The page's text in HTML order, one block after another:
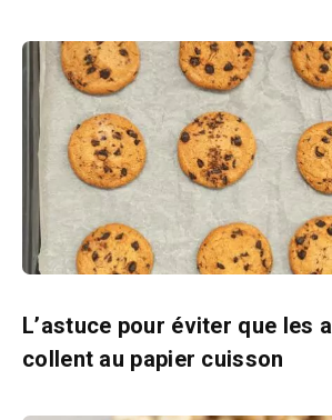
L’astuce pour éviter que les
collent au papier cuisson